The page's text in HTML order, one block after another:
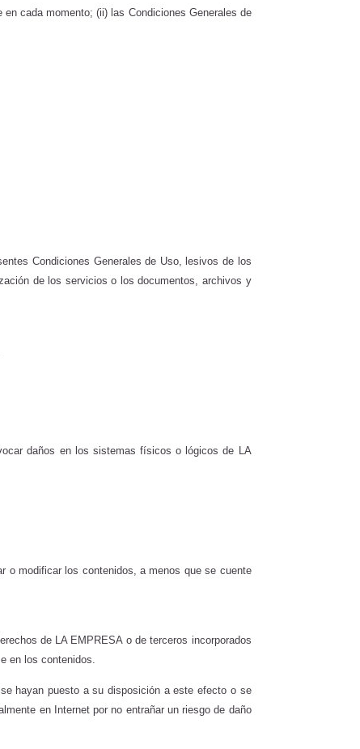
cada momento; (ii) las Condiciones Generales de
Condiciones Generales de Uso, lesivos de los
de los servicios o los documentos, archivos y
daños en los sistemas físicos o lógicos de LA
o modificar los contenidos, a menos que se cuente
de LA EMPRESA o de terceros incorporados
en los contenidos.
hayan puesto a su disposición a este efecto o se
en Internet por no entrañar un riesgo de daño